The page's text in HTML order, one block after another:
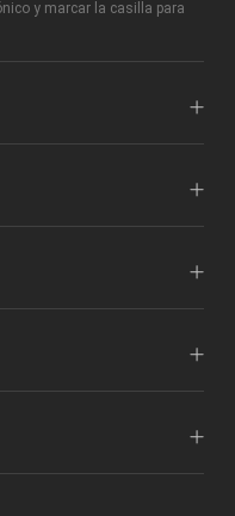
y marcar la casilla para